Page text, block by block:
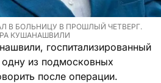
В БОЛЬНИЦУ В ПРОШЛЫЙ ЧЕТВЕРГ.
КУШАНАШВИЛИ
госпитализированный
из подмосковных
после операции.